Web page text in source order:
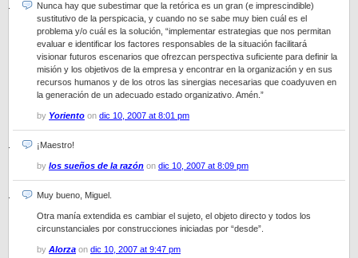
Nunca hay que subestimar que la retórica es un gran (e imprescindible)
sustitutivo de la perspicacia, y cuando no se sabe muy bien cuál es el
problema y/o cuál es la solución, “implementar estrategias que nos permitan
evaluar e identificar los factores responsables de la situación facilitará
visionar futuros escenarios que ofrezcan perspectiva suficiente para definir la
misión y los objetivos de la empresa y encontrar en la organización y en sus
recursos humanos y de los otros las sinergias necesarias que coadyuven en
la generación de un adecuado estado organizativo. Amén.”
by Yoriento on dic 10, 2007 at 8:01 pm
¡Maestro!
by los sueños de la razón on dic 10, 2007 at 8:09 pm
Muy bueno, Miguel.
Otra manía extendida es cambiar el sujeto, el objeto directo y todos los
circunstanciales por construcciones iniciadas por “desde”.
by Alorza on dic 10, 2007 at 9:47 pm